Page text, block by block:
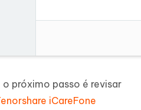
próximo passo é revisar
iCareFone